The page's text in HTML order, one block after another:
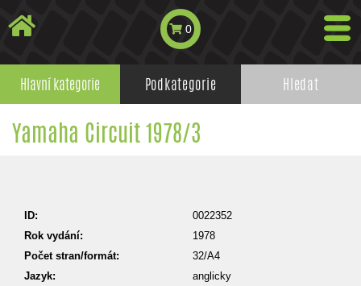
0
Hlavní kategorie Podkategorie Hledat
Yamaha Circuit 1978/3
ID:
0022352
Rok vydání:
1978
Počet stran/formát:
32/A4
Jazyk:
anglicky